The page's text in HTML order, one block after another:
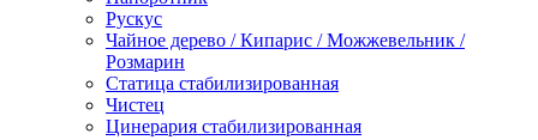
Рускус
Чайное дерево / Кипарис / Можжевельник /
Розмарин
Статица стабилизированная
Чистец
Цинерария стабилизированная